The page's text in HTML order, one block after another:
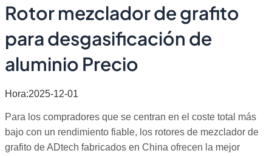
Rotor mezclador de grafito
para desgasificación de
aluminio Precio
Hora:2025-12-01
Para los compradores que se centran en el coste total más
bajo con un rendimiento fiable, los rotores de mezclador de
grafito de ADtech fabricados en China ofrecen la mejor